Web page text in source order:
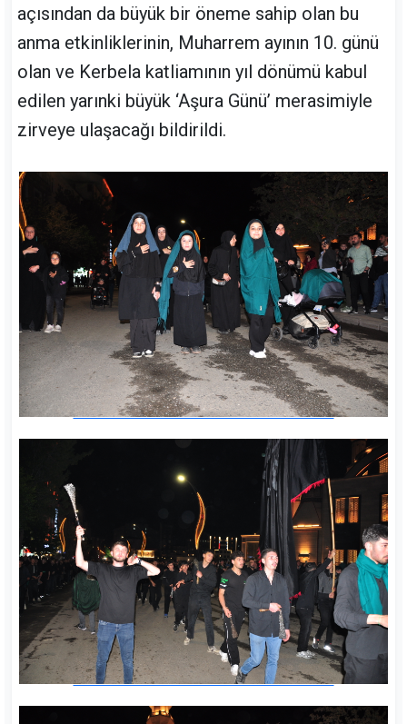
açısından da büyük bir öneme sahip olan bu
anma etkinliklerinin, Muharrem ayının 10. günü
olan ve Kerbela katliamının yıl dönümü kabul
edilen yarınki büyük ‘Aşura Günü’ merasimiyle
zirveye ulaşacağı bildirildi.